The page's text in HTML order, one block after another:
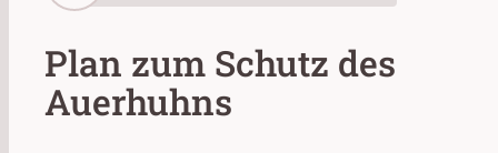
Plan zum Schutz des
Auerhuhns